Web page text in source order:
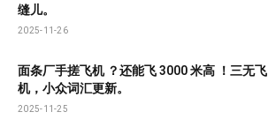
缝儿。
2025-11-26
面条厂手搓飞机 ？还能飞 3000 米高 ！三无飞
机，小众词汇更新。
2025-11-25